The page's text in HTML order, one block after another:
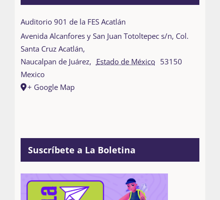
Auditorio 901 de la FES Acatlán
Avenida Alcanfores y San Juan Totoltepec s/n, Col.
Santa Cruz Acatlán,
Naucalpan de Juárez, Estado de México 53150
Mexico
+ Google Map
Suscríbete a La Boletina